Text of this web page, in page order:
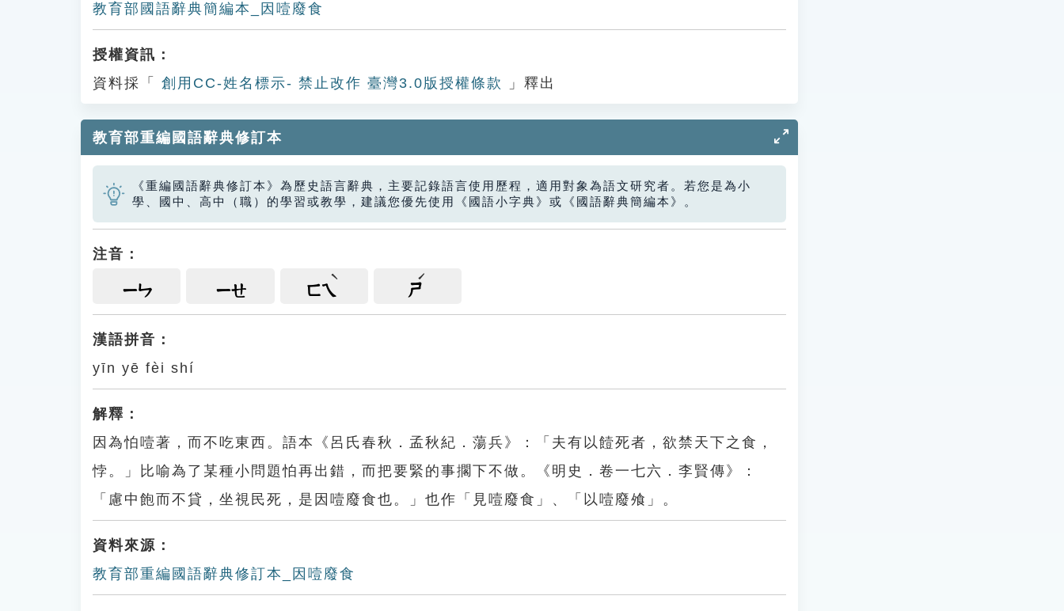
教育部國語辭典簡編本_因噎廢食
授權資訊：
資料採「
創用CC-姓名標示- 禁止改作 臺灣3.0版授權條款 」釋出
教育部重編國語辭典修訂本
《重編國語辭典修訂本》為歷史語言辭典，主要記錄語言使用歷程，適用對象為語文研究者。若您是為小
學、國中、高中（職）的學習或教學，建議您優先使用《國語小字典》或《國語辭典簡編本》。
注音：
ㄧㄣ ㄧㄝ ㄈㄟ ㄕ
漢語拼音：
yīn yē fèi shí
解釋：
因為怕噎著，而不吃東西。語本《呂氏春秋．孟秋紀．蕩兵》：「夫有以饐死者，欲禁天下之食，
悖。」比喻為了某種小問題怕再出錯，而把要緊的事擱下不做。《明史．卷一七六．李賢傳》：
「慮中飽而不貸，坐視民死，是因噎廢食也。」也作「見噎廢食」、「以噎廢飧」。
資料來源：
教育部重編國語辭典修訂本_因噎廢食